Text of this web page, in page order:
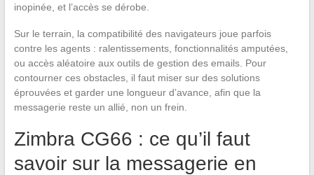
inopinée, et l’accès se dérobe.
Sur le terrain, la compatibilité des navigateurs joue parfois
contre les agents : ralentissements, fonctionnalités amputées,
ou accès aléatoire aux outils de gestion des emails. Pour
contourner ces obstacles, il faut miser sur des solutions
éprouvées et garder une longueur d’avance, afin que la
messagerie reste un allié, non un frein.
Zimbra CG66 : ce qu’il faut
savoir sur la messagerie en